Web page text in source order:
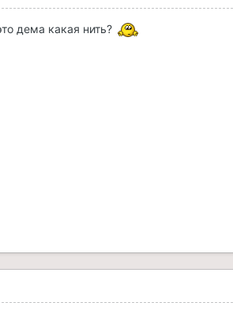
дема какая нить?